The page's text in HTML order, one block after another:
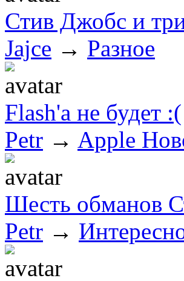
Стив Джобс и
Jajce → Разное
Flash'а не будет :(
Petr → Apple
Шесть обманов
Petr →